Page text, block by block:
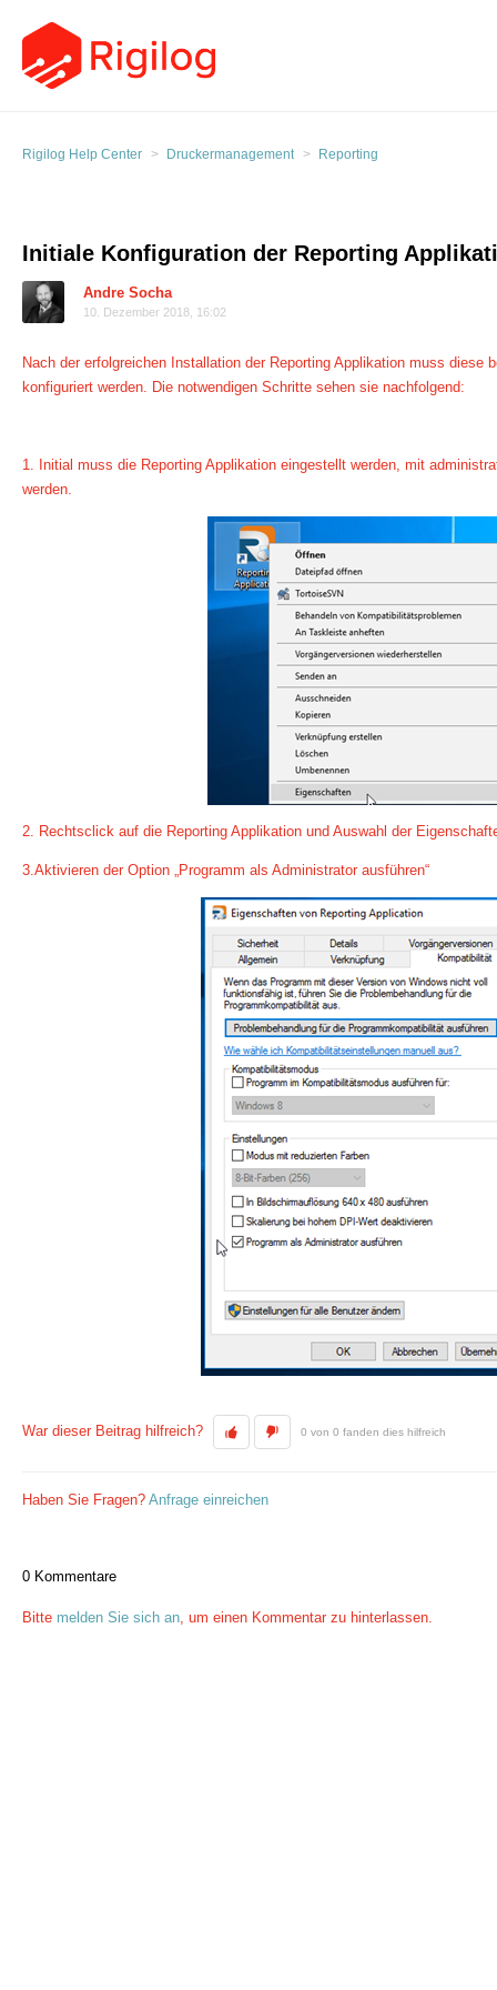
Rigilog Help Center Druckermanagement Reporting
Initiale Konfiguration der Reporting
Andre Socha
10. Dezember 2018, 16:02
Nach der erfolgreichen Installation der Reporting Applikation muss diese
konfiguriert werden. Die notwendigen Schritte sehen sie nachfolgend:
1. Initial muss die Reporting Applikation eingestellt werden, mit
werden.
2. Rechtsclick auf die Reporting Applikation und Auswahl der
3.Aktivieren der Option „Programm als Administrator ausführen“
War dieser Beitrag hilfreich? 0 von 0 fanden dies hilfreich
Haben Sie Fragen? Anfrage einreichen
0 Kommentare
Bitte melden Sie sich an, um einen Kommentar zu hinterlassen.